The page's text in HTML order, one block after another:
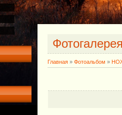
Главная » Фотоальбом »